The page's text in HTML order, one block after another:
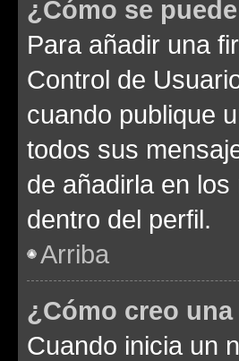
¿Cómo se
Para añadir una
Control de
cuando publique
todos sus
de añadirla en
dentro del perfil.
Arriba
¿Cómo creo
Cuando inicia un